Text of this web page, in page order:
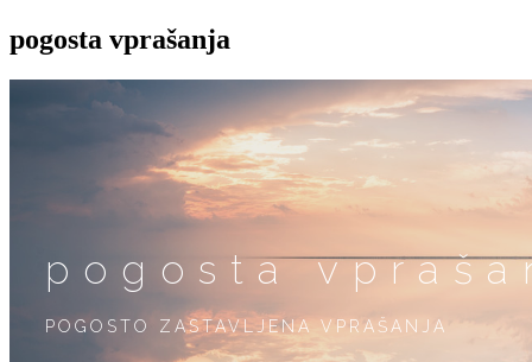
pogosta vprašanja
pogosta
POGOSTO ZASTAVLJENA VPRAŠANJA